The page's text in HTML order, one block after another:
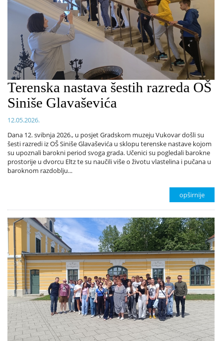
Terenska nastava šestih razreda OŠ
Siniše Glavaševića
12.05.2026.
Dana 12. svibnja 2026., u posjet Gradskom muzeju Vukovar došli su
šesti razredi iz OŠ Siniše Glavaševića u sklopu terenske nastave kojom
su upoznali barokni period svoga grada. Učenici su pogledali barokne
prostorije u dvorcu Eltz te su naučili više o životu vlastelina i pučana u
baroknom razdoblju...
opširnije